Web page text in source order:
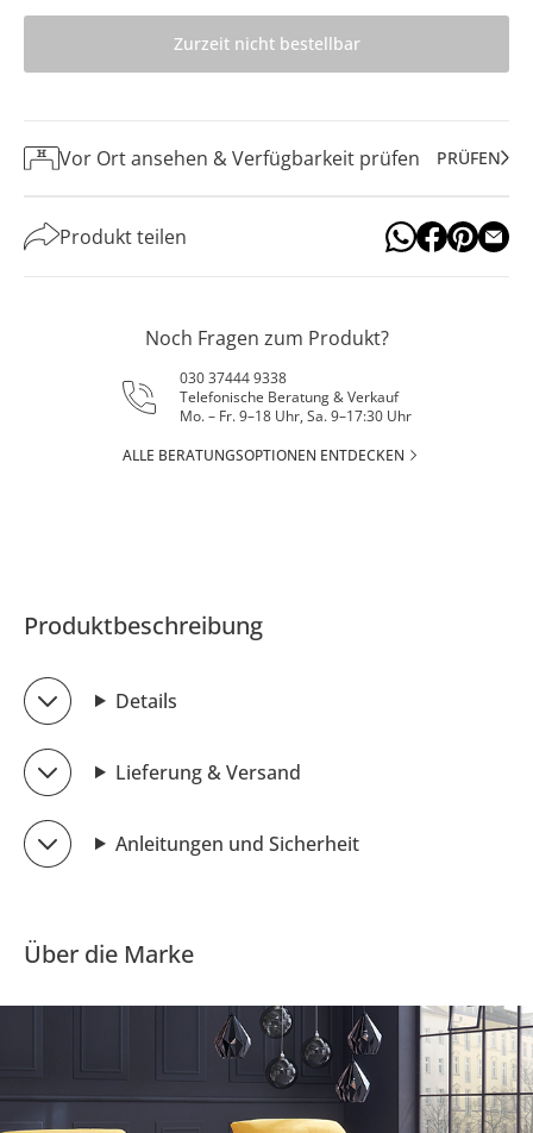
Zurzeit nicht bestellbar
Vor Ort ansehen & Verfügbarkeit prüfen PRÜFEN
Produkt teilen
Noch Fragen zum Produkt?
030 37444 9338
Telefonische Beratung & Verkauf
Mo. – Fr. 9–18 Uhr, Sa. 9–17:30 Uhr
ALLE BERATUNGSOPTIONEN ENTDECKEN
Produktbeschreibung
Details
Lieferung & Versand
Anleitungen und Sicherheit
Über die Marke